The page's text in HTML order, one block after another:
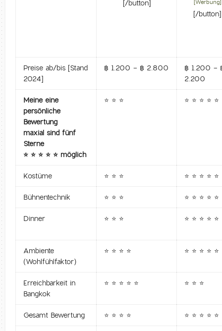
[/button] [Werbung]
[/button]
Preise ab/bis [Stand
2024]
฿ 1.200 - ฿ 2.800
฿ 1.200 -
2.200
Meine eine
persönliche
Bewertung
maxial sind fünf
Sterne
⭐ ⭐ ⭐ ⭐ ⭐ möglich
⭐ ⭐ ⭐ ⭐ ⭐ ⭐ ⭐ ⭐
Kostüme ⭐ ⭐ ⭐ ⭐ ⭐ ⭐ ⭐ ⭐
Bühnentechnik ⭐ ⭐ ⭐ ⭐ ⭐ ⭐ ⭐ ⭐
Dinner ⭐ ⭐ ⭐ ⭐ ⭐ ⭐ ⭐ ⭐
Ambiente
(Wohlfühlfaktor)
⭐ ⭐ ⭐ ⭐ ⭐ ⭐ ⭐ ⭐ ⭐
Erreichbarkeit in
Bangkok
⭐ ⭐ ⭐ ⭐ ⭐ ⭐ ⭐ ⭐
Gesamt Bewertung ⭐ ⭐ ⭐ ⭐ ⭐ ⭐ ⭐ ⭐ ⭐